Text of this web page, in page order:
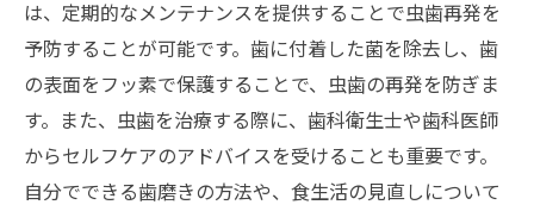
は、定期的なメンテナンスを提供することで虫歯再発を
予防することが可能です。歯に付着した菌を除去し、歯
の表面をフッ素で保護することで、虫歯の再発を防ぎま
す。また、虫歯を治療する際に、歯科衛生士や歯科医師
からセルフケアのアドバイスを受けることも重要です。
自分でできる歯磨きの方法や、食生活の見直しについて